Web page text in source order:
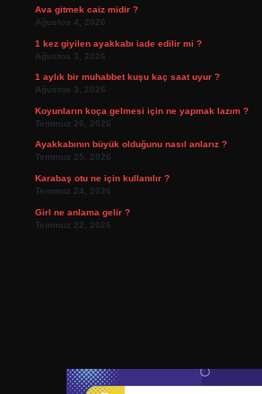
Ava gitmek caiz midir ?
Ağustos 4, 2026
1 kez giyilen ayakkabı iade edilir mi ?
Ağustos 3, 2026
1 aylık bir muhabbet kuşu kaç saat uyur ?
Ağustos 3, 2026
Koyunların koça gelmesi için ne yapmak lazım ?
Temmuz 26, 2026
Ayakkabının büyük olduğunu nasıl anlarız ?
Temmuz 25, 2026
Karabaş otu ne için kullanılır ?
Temmuz 24, 2026
Girl ne anlama gelir ?
Temmuz 22, 2026